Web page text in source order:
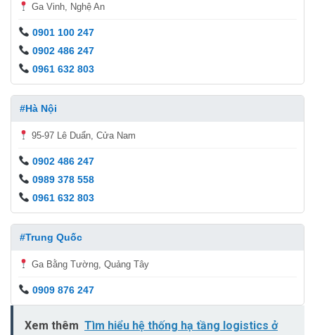
Ga Vinh, Nghệ An
0901 100 247
0902 486 247
0961 632 803
#Hà Nội
95-97 Lê Duẩn, Cửa Nam
0902 486 247
0989 378 558
0961 632 803
#Trung Quốc
Ga Bằng Tường, Quảng Tây
0909 876 247
Xem thêm Tìm hiểu hệ thống hạ tầng logistics ở